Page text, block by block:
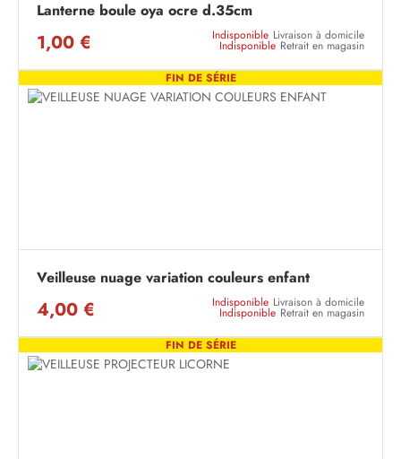
Lanterne boule oya ocre d.35cm
1,00 € Indisponible Livraison à domicile
Indisponible Retrait en magasin
FIN DE SÉRIE
Veilleuse nuage variation couleurs enfant
4,00 € Indisponible Livraison à domicile
Indisponible Retrait en magasin
FIN DE SÉRIE